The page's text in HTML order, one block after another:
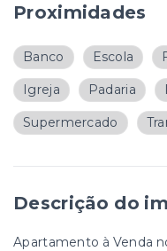
Proximidades
Banco Escola
Igreja Padaria
Supermercado
Descrição do
Apartamento à Venda